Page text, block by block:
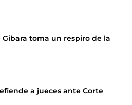
toma un respiro de la
a jueces ante Corte